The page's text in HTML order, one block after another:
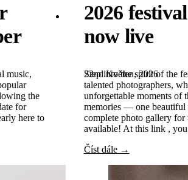
music,
the
for
here to
2026
now live
22nd Květen, 2026
Step into the spirit of the
talented photographers,
unforgettable moments of
memories — one beautiful
complete photo gallery
available! At this link ,
Číst dále →